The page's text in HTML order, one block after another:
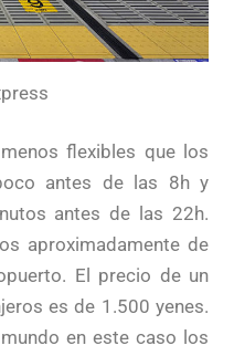
flexibles que los
antes de las 8h y
antes de las 22h.
aproximadamente de
El precio de un
es de 1.500 yenes.
en este caso los